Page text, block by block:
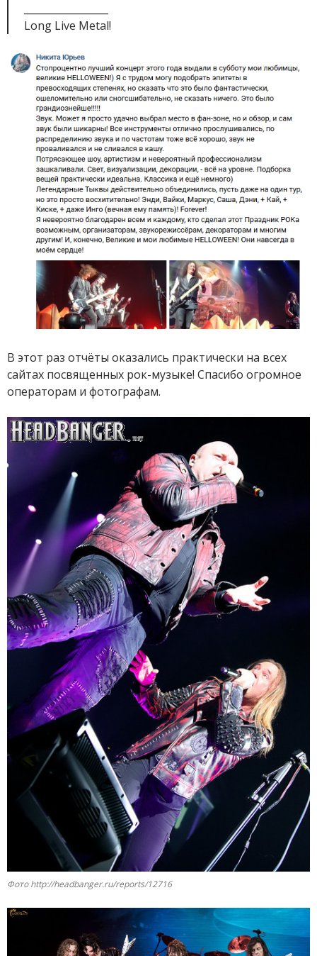
Long Live Metal!
В этот раз отчёты оказались практически на всех
сайтах посвященных рок-музыке! Спасибо огромное
операторам и фотографам.
Фото http://headbanger.ru/reports/12716